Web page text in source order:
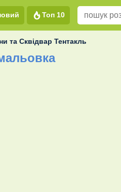
Топ 10
та Сквідвар Тентакль